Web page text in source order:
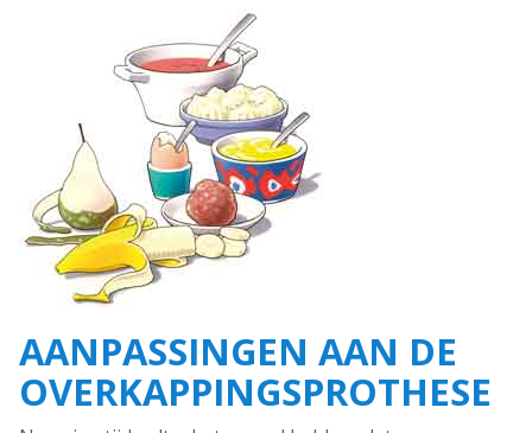
AANPASSINGEN AAN DE
OVERKAPPINGSPROTHESE